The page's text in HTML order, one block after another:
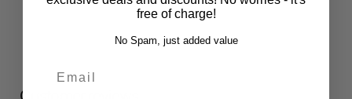
free of charge!
No Spam, just added value